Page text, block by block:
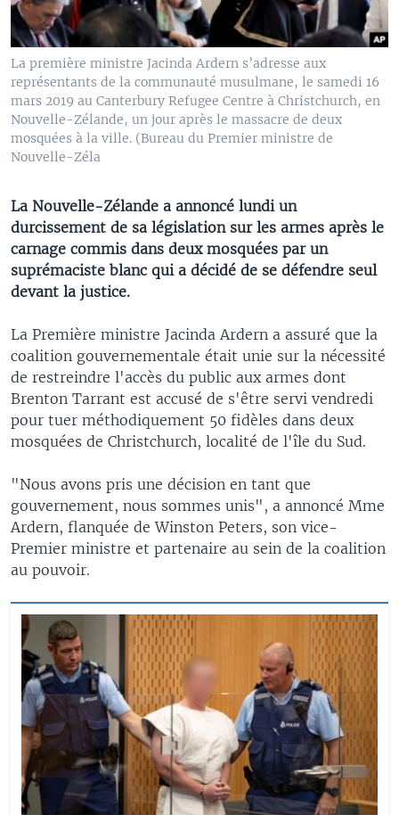
La première ministre Jacinda Ardern s’adresse aux
représentants de la communauté musulmane, le samedi 16
mars 2019 au Canterbury Refugee Centre à Christchurch, en
Nouvelle-Zélande, un jour après le massacre de deux
mosquées à la ville. (Bureau du Premier ministre de
Nouvelle-Zéla
La Nouvelle-Zélande a annoncé lundi un
durcissement de sa législation sur les armes après le
carnage commis dans deux mosquées par un
suprémaciste blanc qui a décidé de se défendre seul
devant la justice.
La Première ministre Jacinda Ardern a assuré que la
coalition gouvernementale était unie sur la nécessité
de restreindre l'accès du public aux armes dont
Brenton Tarrant est accusé de s'être servi vendredi
pour tuer méthodiquement 50 fidèles dans deux
mosquées de Christchurch, localité de l'île du Sud.
"Nous avons pris une décision en tant que
gouvernement, nous sommes unis", a annoncé Mme
Ardern, flanquée de Winston Peters, son vice-
Premier ministre et partenaire au sein de la coalition
au pouvoir.